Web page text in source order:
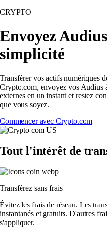
CRYPTO
Envoyez
simplicité
Transférer vos actifs numériques
Crypto.com, envoyez vos Audius
externes en un instant et restez
que vous soyez.
Commencer avec Crypto.com
Tout l'intérêt de
Transférez sans frais
Évitez les frais de réseau. Les
instantanés et gratuits. D'autres
s'appliquer.